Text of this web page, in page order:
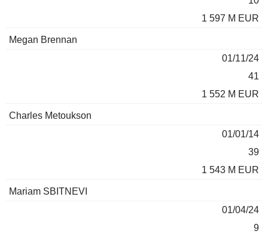
1 597 M EUR
Megan Brennan
01/11/24
41
1 552 M EUR
Charles Metoukson
01/01/14
39
1 543 M EUR
Mariam SBITNEVI
01/04/24
9